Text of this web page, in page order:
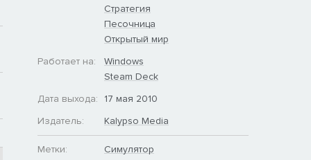
Стратегия
Песочница
Открытый мир
Работает на:
Windows
Steam Deck
Дата выхода:
17 мая 2010
Издатель:
Kalypso Media
Метки:
Симулятор